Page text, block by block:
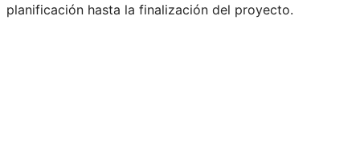
planificación hasta la finalización del proyecto.